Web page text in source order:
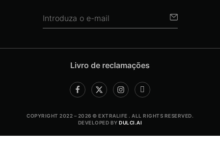
Livro de reclamações
COPYRIGHT 2022 – 2026 © EXTRALIFE . ALL RIGHTS RESERVED.
DEVELOPED BYDULCI.AI